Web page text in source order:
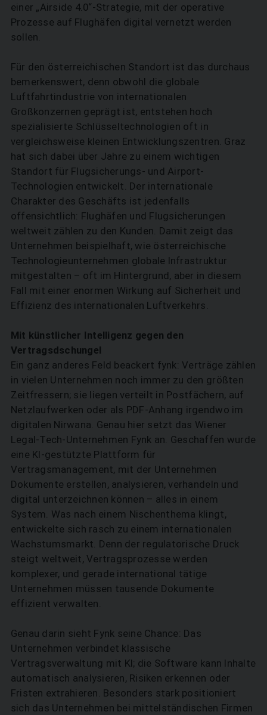
einer „Airside 4.0“-Strategie, mit der operative
Prozesse auf Flughäfen digital vernetzt werden
sollen.
Für den österreichischen Standort ist das durchaus
bemerkenswert, denn obwohl die globale
Luftfahrtindus­trie von internationalen
Großkonzernen geprägt ist, entstehen hoch
spezialisierte Schlüsseltechnologien oft in
vergleichsweise kleinen Entwicklungszentren. Graz
hat sich dabei über Jahre zu einem wichtigen
Standort für Flugsicherungs- und Airport-
Technologien entwickelt. Der internationale
Charakter des Geschäfts ist jedenfalls
offensichtlich: Flughäfen und Flugsicherungen
weltweit zählen zu den Kunden. Damit zeigt das
Unternehmen beispielhaft, wie österreichische
Technologieunternehmen globale Infrastruktur
mitgestalten – oft im Hintergrund, aber in diesem
Fall mit einer enormen Wirkung auf Sicherheit und
Effizienz des internationalen Luftverkehrs.
Mit künstlicher Intelligenz gegen den
Vertragsdschungel
Ein ganz anderes Feld beackert fynk: Verträge zählen
in vielen Unternehmen noch immer zu den größten
Zeitfressern; sie liegen verteilt in Postfächern, auf
Netz­laufwerken oder als PDF-Anhang irgendwo im
digitalen Nirwana. Genau hier setzt das Wiener
Legal-Tech-Unternehmen Fynk an. Geschaffen wurde
eine KI-gestützte Plattform für
Vertragsmanagement, mit der Unternehmen
Dokumente erstellen, analysieren, verhandeln und
digital unterzeichnen können – alles in einem
System. Was nach einem Nischenthema klingt,
entwickelte sich rasch zu einem internationalen
Wachstumsmarkt. Denn der regulatorische Druck
steigt weltweit, Vertragsprozesse werden
komplexer, und gerade international tätige
Unternehmen müssen tausende Dokumente
effizient verwalten.
Genau darin sieht Fynk seine Chance: Das
Unternehmen verbindet klassische
Vertragsverwaltung mit KI; die Software kann Inhalte
automatisch analysieren, Risiken erkennen oder
Fristen extrahieren. Besonders stark positioniert
sich das Unternehmen bei mittelständischen Firmen